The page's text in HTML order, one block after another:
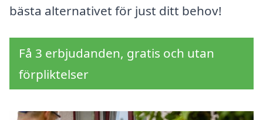
bästa alternativet för just ditt behov!
Få 3 erbjudanden, gratis och utan
förpliktelser